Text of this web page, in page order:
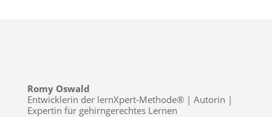
Romy Oswald
Entwicklerin der lernXpert-Methode® | Autorin |
Expertin für gehirngerechtes Lernen